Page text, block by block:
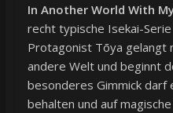
In Another World With
recht typische Isekai-
Protagonist Tōya gelangt
andere Welt und beginnt
besonderes Gimmick darf
behalten und auf